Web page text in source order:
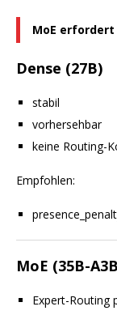
MoE
Dense (27B)
stabil
vorhersehbar
keine Routing-
Empfohlen:
MoE (35B-
Expert-Routing